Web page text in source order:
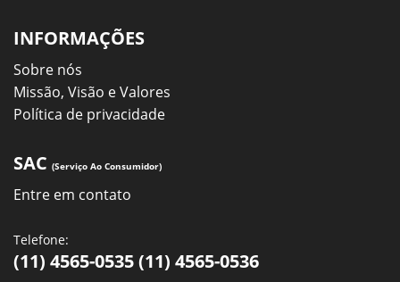
INFORMAÇÕES
Sobre nós
Missão, Visão e Valores
Política de privacidade
SAC (Serviço Ao Consumidor)
Entre em contato
Telefone:
(11) 4565-0535 (11) 4565-0536